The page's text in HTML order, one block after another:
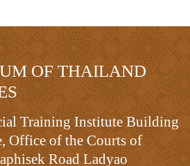
OF THAILAND
Training Institute Building
Office of the Courts of
Road Ladyao